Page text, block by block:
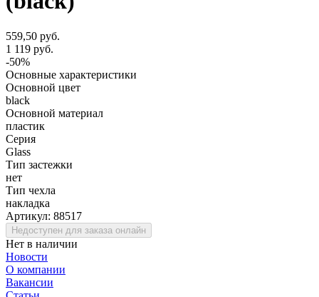
559,50 руб.
1 119 руб.
-50%
Основные характеристики
Основной цвет
black
Основной материал
пластик
Серия
Glass
Тип застежки
нет
Тип чехла
накладка
Артикул: 88517
Недоступен для заказа онлайн
Нет в наличии
Новости
О компании
Вакансии